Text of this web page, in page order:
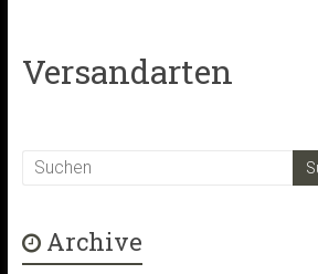
Versandarten
Archive